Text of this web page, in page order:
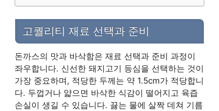
고퀄리티 재료 선택과 준비
돈까스의 맛과 바삭함은 재료 선택과 준비 과정이
좌우합니다. 신선한 돼지고기 등심을 선택하는 것이
가장 중요하며, 적당한 두께는 약 1.5cm가 적당합니
다. 두껍거나 얇으면 바삭한 식감이 떨어지고 육즙
손실이 생길 수 있습니다. 끓는 물에 살짝 데쳐 기름